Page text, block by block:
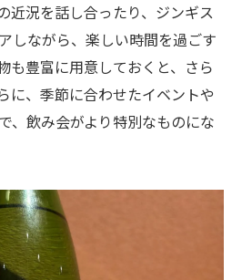
近況を話し合ったり、ジンギス
しながら、楽しい時間を過ごす
も豊富に用意しておくと、さら
に、季節に合わせたイベントや
、飲み会がより特別なものにな